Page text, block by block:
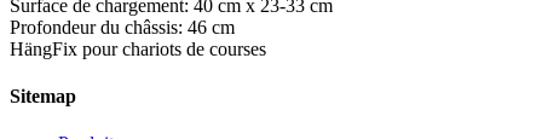
Surface de chargement: 40 cm x 23-33 cm
Profondeur du châssis: 46 cm
HängFix pour chariots de courses
Sitemap